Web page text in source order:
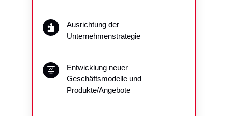

Ausrichtung der
Unternehmenstrategie

Entwicklung neuer
Geschäftsmodelle und
Produkte/Angebote